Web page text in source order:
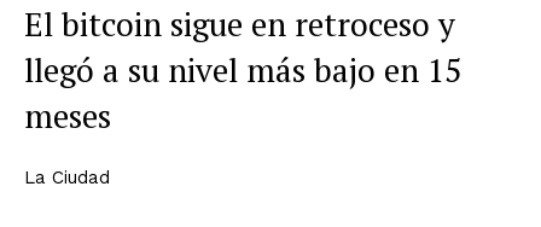
El bitcoin sigue en retroceso y
llegó a su nivel más bajo en 15
meses
La Ciudad